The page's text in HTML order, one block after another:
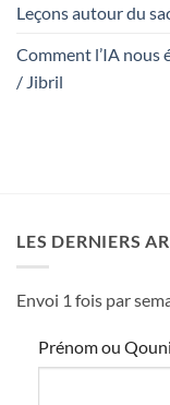
Leçons autour du
Comment l’IA nous
/ Jibril
LES DERNIERS
Envoi 1 fois par
Prénom ou